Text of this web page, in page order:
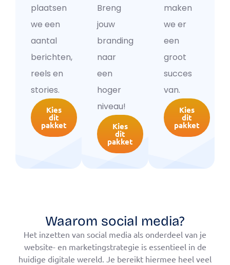
plaatsen
we een
aantal
berichten,
reels en
stories.
Kies
dit
pakket
Breng
jouw
branding
naar
een
hoger
niveau!
Kies
dit
pakket
maken
we er
een
groot
succes
van.
Kies
dit
pakket
Waarom social media?
Het inzetten van social media als onderdeel van je
website- en marketingstrategie is essentieel in de
huidige digitale wereld. Je bereikt hiermee heel veel